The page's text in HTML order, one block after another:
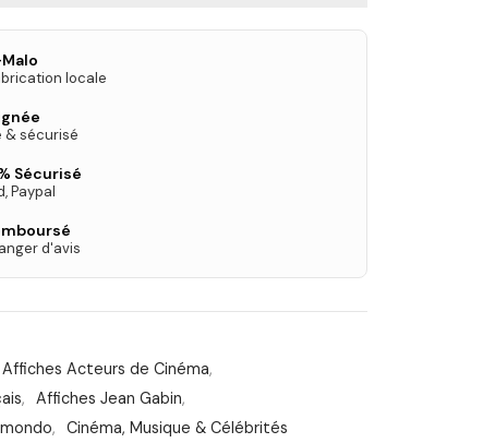
locale
& sécurisé
Sécurisé
Paypal
d'avis
Affiches Acteurs de Cinéma,
, Affiches Jean Gabin,
,
Cinéma, Musique & Célébrités